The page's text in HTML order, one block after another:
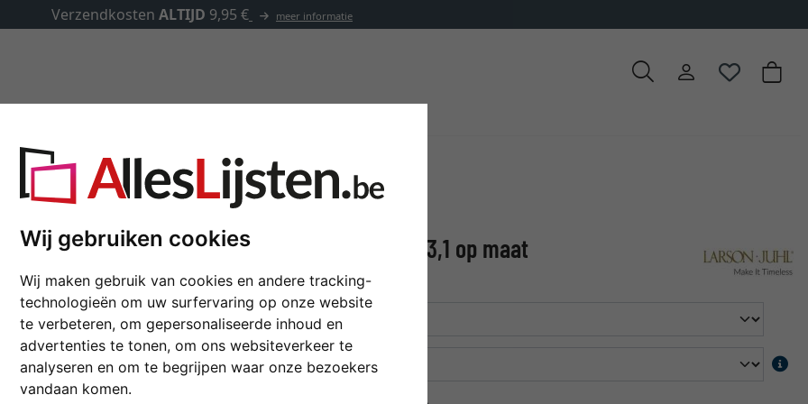
Wij gebruiken cookies
Wij maken gebruik van cookies en andere tracking-
technologieën om uw surfervaring op onze website
te verbeteren, om gepersonaliseerde inhoud en
advertenties te tonen, om ons websiteverkeer te
analyseren en om te begrijpen waar onze bezoekers
vandaan komen.
maat
Houten kader ACADEMIE 3,1 op maat
kleur
glastype